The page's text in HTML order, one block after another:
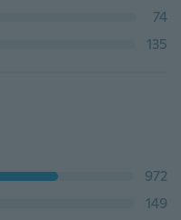
74
135
972
149